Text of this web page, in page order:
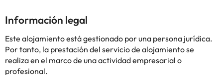
dishes. Asolo Golf Club is only 9.3 mi away from the Ezzelino.. ((*
Lo sentimos, no existe la ficha en el idioma solicitado y se
proporciona en EN)
Algunos de los servicios detallados pueden ser de pago. Puedes
Información legal
Este alojamiento está gestionado por una persona jurídica.
Por tanto, la prestación del servicio de alojamiento se
realiza en el marco de una actividad empresarial o
profesional.